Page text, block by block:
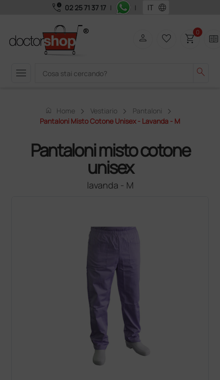
call_quality 02 25 71 37 17 | | language
menu search
person favorite_border shopping_cart0 two_pager
home Home Vestiario
Pantaloni
Pantaloni Misto Cotone Unisex - Lavanda - M
Pantaloni misto cotone
unisex
lavanda - M